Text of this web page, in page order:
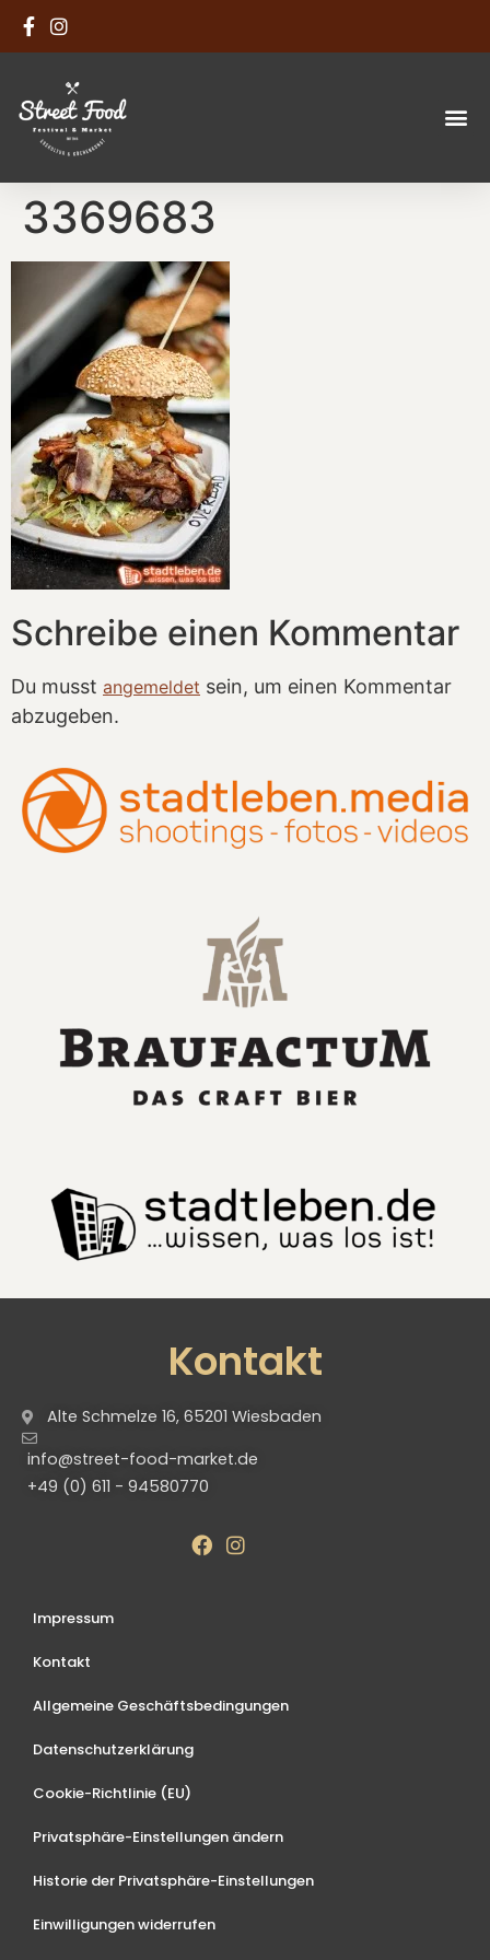
3369683
Schreibe einen Kommentar
Du musst angemeldet sein, um einen Kommentar
abzugeben.
Kontakt
Alte Schmelze 16, 65201 Wiesbaden
info@street-food-market.de
+49 (0) 611 - 94580770
Impressum
Kontakt
Allgemeine Geschäftsbedingungen
Datenschutzerklärung
Cookie-Richtlinie (EU)
Privatsphäre-Einstellungen ändern
Historie der Privatsphäre-Einstellungen
Einwilligungen widerrufen